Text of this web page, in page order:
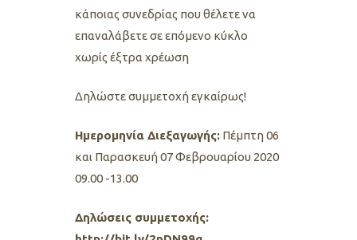
κάποιας συνεδρίας που θέλετε να
επαναλάβετε σε επόμενο κύκλο
χωρίς έξτρα χρέωση
Δηλώστε συμμετοχή εγκαίρως!
Ημερομηνία Διεξαγωγής: Πέμπτη 06
και Παρασκευή 07 Φεβρουαρίου 2020
09.00 -13.00
Δηλώσεις συμμετοχής: